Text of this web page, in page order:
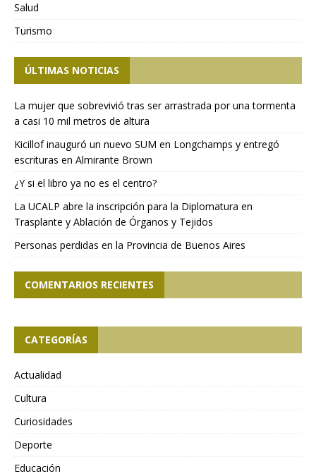
Salud
Turismo
ÚLTIMAS NOTICIAS
La mujer que sobrevivió tras ser arrastrada por una tormenta
a casi 10 mil metros de altura
Kicillof inauguró un nuevo SUM en Longchamps y entregó
escrituras en Almirante Brown
¿Y si el libro ya no es el centro?
La UCALP abre la inscripción para la Diplomatura en
Trasplante y Ablación de Órganos y Tejidos
Personas perdidas en la Provincia de Buenos Aires
COMENTARIOS RECIENTES
CATEGORÍAS
Actualidad
Cultura
Curiosidades
Deporte
Educación